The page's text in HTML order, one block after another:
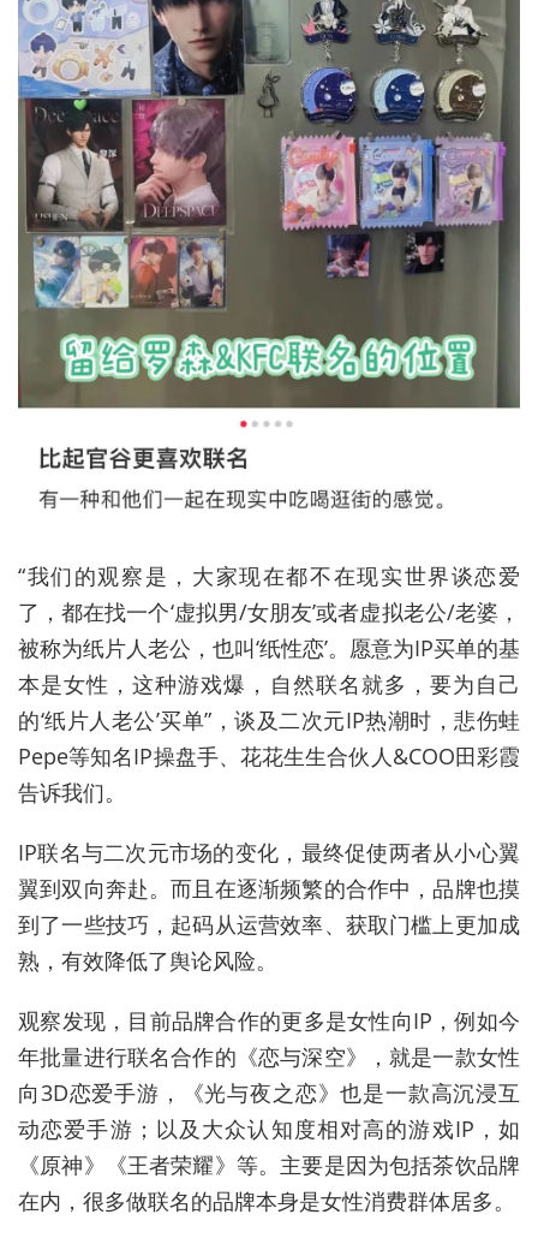
“我们的观察是，大家现在都不在现实世界谈恋爱
了，都在找一个‘虚拟男/女朋友’或者虚拟老公/老婆，
被称为纸片人老公，也叫‘纸性恋’。愿意为IP买单的基
本是女性，这种游戏爆，自然联名就多，要为自己
的‘纸片人老公’买单”，谈及二次元IP热潮时，悲伤蛙
Pepe等知名IP操盘手、花花生生合伙人&COO田彩霞
告诉我们。
IP联名与二次元市场的变化，最终促使两者从小心翼
翼到双向奔赴。而且在逐渐频繁的合作中，品牌也摸
到了一些技巧，起码从运营效率、获取门槛上更加成
熟，有效降低了舆论风险。
观察发现，目前品牌合作的更多是女性向IP，例如今
年批量进行联名合作的《恋与深空》，就是一款女性
向3D恋爱手游，《光与夜之恋》也是一款高沉浸互
动恋爱手游；以及大众认知度相对高的游戏IP，如
《原神》《王者荣耀》等。主要是因为包括茶饮品牌
在内，很多做联名的品牌本身是女性消费群体居多。